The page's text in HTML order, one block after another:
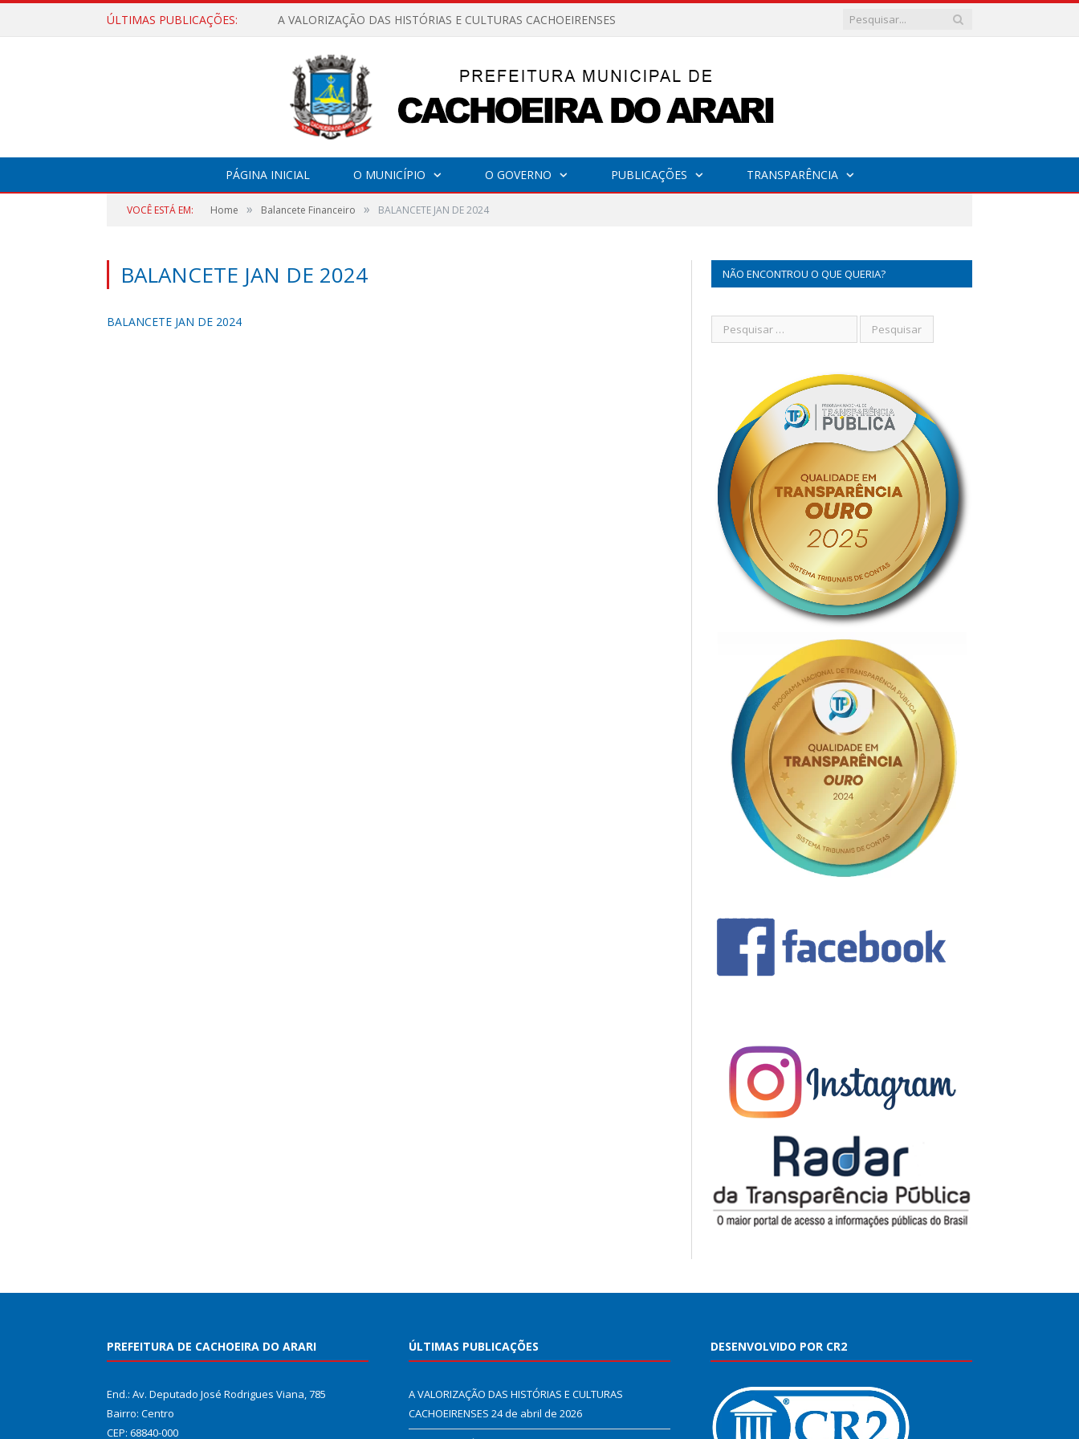
ÚLTIMAS PUBLICAÇÕES: A VALORIZAÇÃO DAS HISTÓRIAS E CULTURAS CACHOEIRENSES
PÁGINA INICIAL O MUNICÍPIO O GOVERNO PUBLICAÇÕES TRANSPARÊNCIA
VOCÊ ESTÁ EM: Home » Balancete Financeiro » BALANCETE JAN DE 2024
BALANCETE JAN DE 2024
BALANCETE JAN DE 2024
NÃO ENCONTROU O QUE QUERIA?
PREFEITURA DE CACHOEIRA DO ARARI
End.: Av. Deputado José Rodrigues Viana, 785
Bairro: Centro
CEP: 68840-000
ÚLTIMAS PUBLICAÇÕES
A VALORIZAÇÃO DAS HISTÓRIAS E CULTURAS
CACHOEIRENSES 24 de abril de 2026
DESENVOLVIDO POR CR2